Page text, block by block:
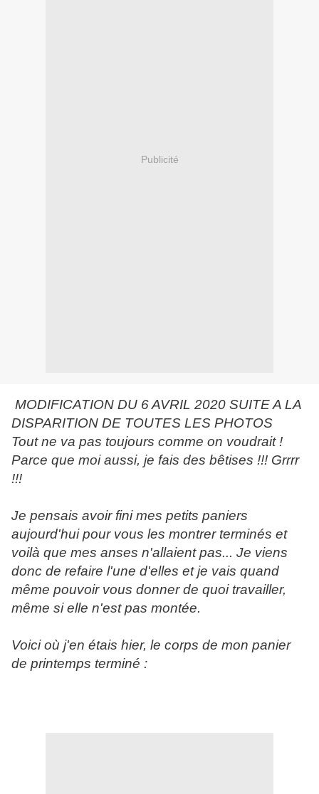
Publicité
MODIFICATION DU 6 AVRIL 2020 SUITE A LA
DISPARITION DE TOUTES LES PHOTOS
Tout ne va pas toujours comme on voudrait !
Parce que moi aussi, je fais des bêtises !!! Grrrr
!!!
Je pensais avoir fini mes petits paniers
aujourd'hui pour vous les montrer terminés et
voilà que mes anses n'allaient pas... Je viens
donc de refaire l'une d'elles et je vais quand
même pouvoir vous donner de quoi travailler,
même si elle n'est pas montée.
Voici où j'en étais hier, le corps de mon panier
de printemps terminé :